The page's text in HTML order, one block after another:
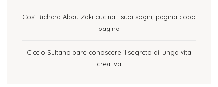
Così Richard Abou Zaki cucina i suoi sogni, pagina dopo
pagina
Ciccio Sultano pare conoscere il segreto di lunga vita
creativa